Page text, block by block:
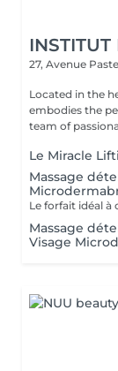
INSTITUT
27, Avenue
Located in the
embodies the
team of
Le Miracle
Massage
Massage
Visage